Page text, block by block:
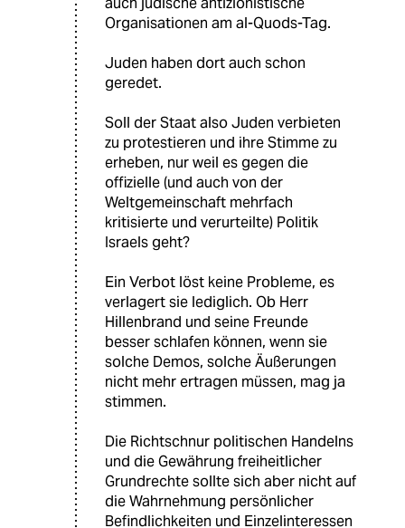
Organisationen am al-Quods-Tag.
Juden haben dort auch schon
geredet.
Soll der Staat also Juden verbieten
zu protestieren und ihre Stimme zu
erheben, nur weil es gegen die
offizielle (und auch von der
Weltgemeinschaft mehrfach
kritisierte und verurteilte) Politik
Israels geht?
Ein Verbot löst keine Probleme, es
verlagert sie lediglich. Ob Herr
Hillenbrand und seine Freunde
besser schlafen können, wenn sie
solche Demos, solche Äußerungen
nicht mehr ertragen müssen, mag ja
stimmen.
Die Richtschnur politischen Handelns
und die Gewährung freiheitlicher
Grundrechte sollte sich aber nicht auf
die Wahrnehmung persönlicher
Befindlichkeiten und Einzelinteressen